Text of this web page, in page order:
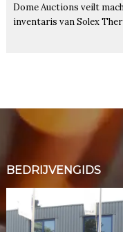
Dome Auctions veilt
inventaris van Solex
BEDRIJVENGIDS